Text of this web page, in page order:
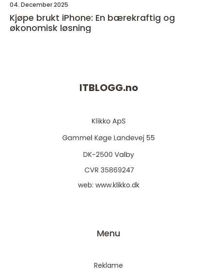
04. December 2025
Kjøpe brukt iPhone: En bærekraftig og
økonomisk løsning
ITBLOGG.no
web: www.klikko.dk
Menu
Reklame